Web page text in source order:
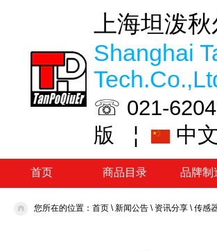
上海坦泼
Shanghai
☏ 021-
版
¦ 中文
首页 商品目录 品牌制
您所在的位置： 首页 \新闻公告 \ 资讯分享 \传感